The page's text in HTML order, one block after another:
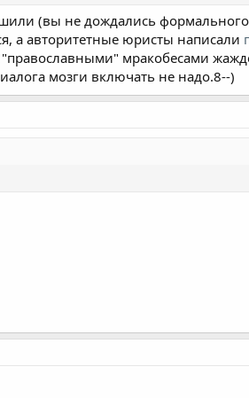
(вы не дождались
а авторитетные юристы написали
мракобесами
мозги включать не надо.8--)